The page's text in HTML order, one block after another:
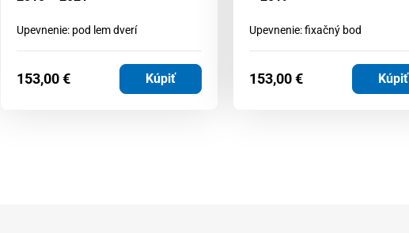
Upevnenie: pod lem dverí
153,00€ Kúpiť
Upevnenie: fixačný bod
153,00€ Kúpiť